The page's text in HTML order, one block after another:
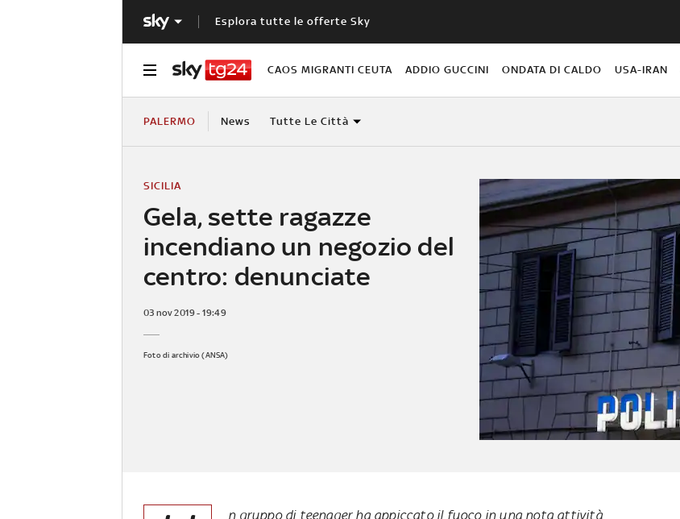
Esplora tutte le offerte Sky
CAOS MIGRANTI CEUTA ADDIO GUCCINI ONDATA DI CALDO USA-IRAN
PALERMO News Tutte Le Città
Gela, sette ragazze
incendiano un negozio del
centro: denunciate
SICILIA
03 nov 2019 - 19:49
Foto di archivio (ANSA)
n gruppo di teenager ha appiccato il fuoco in una nota attività